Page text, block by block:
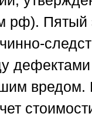
рф). Пятый
дефектами
вредом.